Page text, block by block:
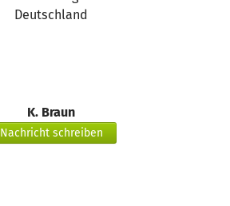
Deutschland
K. Braun
Nachricht schreiben